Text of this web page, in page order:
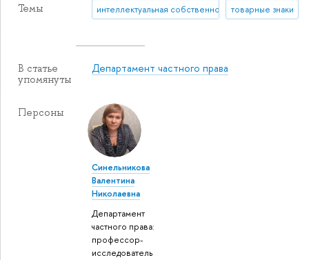
Темы интеллектуальная собственностьтоварные знаки
В статье
упомянуты
Департамент частного права
Персоны
Синельникова
Валентина
Николаевна
Департамент
частного права:
профессор-
исследователь